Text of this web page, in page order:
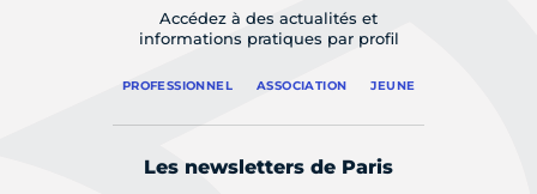
Accédez à des actualités et
informations pratiques par profil
PROFESSIONNEL ASSOCIATION JEUNE
Les newsletters de Paris